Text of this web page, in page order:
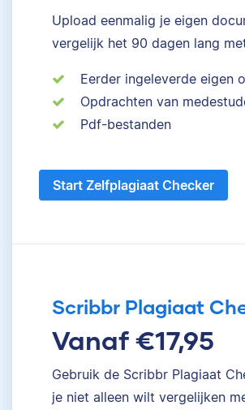
Upload eenmalig je eigen
vergelijk het 90 dagen lang
Eerder ingeleverde eigen
Opdrachten van
Pdf-bestanden
Start Zelfplagiaat Checker
Scribbr Plagiaat
Vanaf €17,95
Gebruik de Scribbr Plagiaat
je niet alleen wilt vergelijken